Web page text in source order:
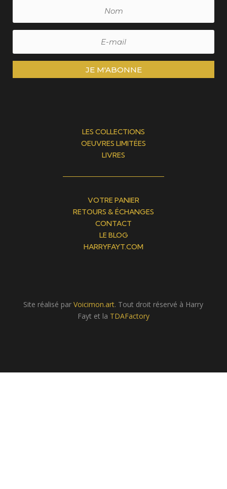
JE M'ABONNE
LES COLLECTIONS
OEUVRES LIMITÉES
LIVRES
VOTRE PANIER
RETOURS & ÉCHANGES
CONTACT
LE BLOG
HARRYFAYT.COM
Site réalisé parVoicimon.art. Tout droit réservé à Harry
Fayt et la TDAFactory